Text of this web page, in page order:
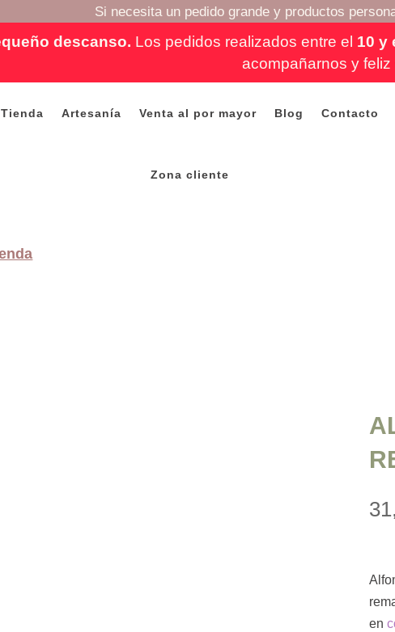
Si necesita un pedido grande y productos
descanso. Los pedidos realizados entre el 10 y
acompañarnos y feliz
Tienda Artesanía Venta al por mayor Blog Contacto
Zona cliente
en